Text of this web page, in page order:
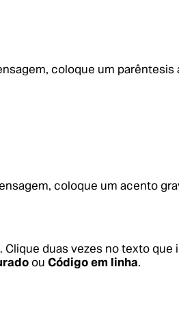
coloque um
coloque um acento
Clique duas vezes no texto que
ou Código em linha.